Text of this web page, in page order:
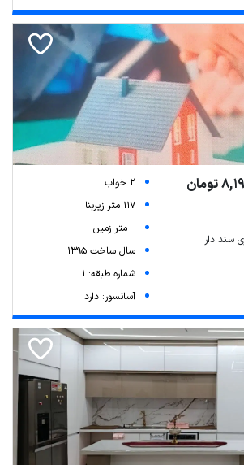
2 خواب
117 متر زیربنا
-- متر زمین
سال ساخت 1395
شماره طبقه: 1
آسانسور: دارد